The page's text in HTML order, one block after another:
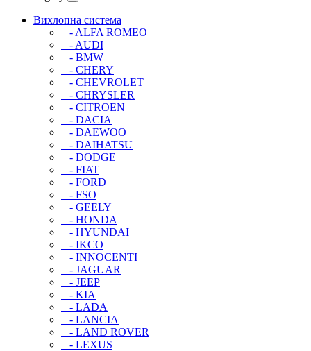
Вихлопна система
- ALFA ROMEO
- AUDI
- BMW
- CHERY
- CHEVROLET
- CHRYSLER
- CITROEN
- DACIA
- DAEWOO
- DAIHATSU
- DODGE
- FIAT
- FORD
- FSO
- GEELY
- HONDA
- HYUNDAI
- IKCO
- INNOCENTI
- JAGUAR
- JEEP
- KIA
- LADA
- LANCIA
- LAND ROVER
- LEXUS